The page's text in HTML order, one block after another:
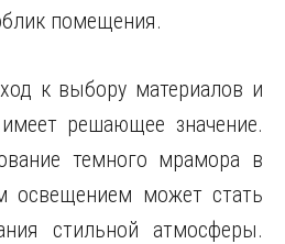
помещения.
к выбору материалов и
решающее значение.
темного мрамора в
освещением может стать
стильной атмосферы.